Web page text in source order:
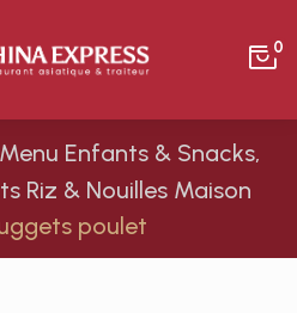
0
Menu Enfants & Snacks,
Riz & Nouilles Maison
poulet